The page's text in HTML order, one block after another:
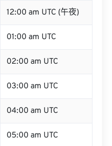
12:00 am UTC (午夜)
01:00 am UTC
02:00 am UTC
03:00 am UTC
04:00 am UTC
05:00 am UTC